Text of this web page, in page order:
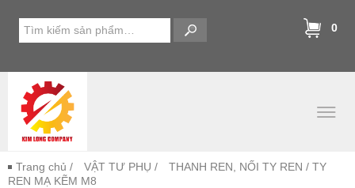
0
Trang chủ / VẬT TƯ PHỤ / THANH REN, NỐI TY REN / TY
REN MẠ KẼM M8